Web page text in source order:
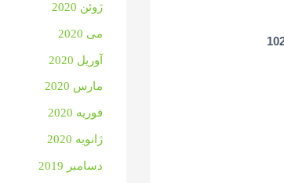
ژوئن 2020
می 2020
آوریل 2020
مارس 2020
فوریه 2020
ژانویه 2020
دسامبر 2019